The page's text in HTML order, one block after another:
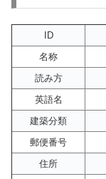
ID
名称
読み方
英語名
建築分類
郵便番号
住所